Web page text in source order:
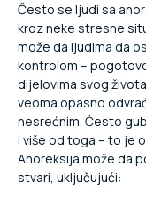
Često se ljudi sa
kroz neke stresne
može da ljudima da
kontrolom –
dijelovima svog
veoma opasno
nesrećnim. Često
i više od toga – to je
Anoreksija može da
stvari, uključujući: